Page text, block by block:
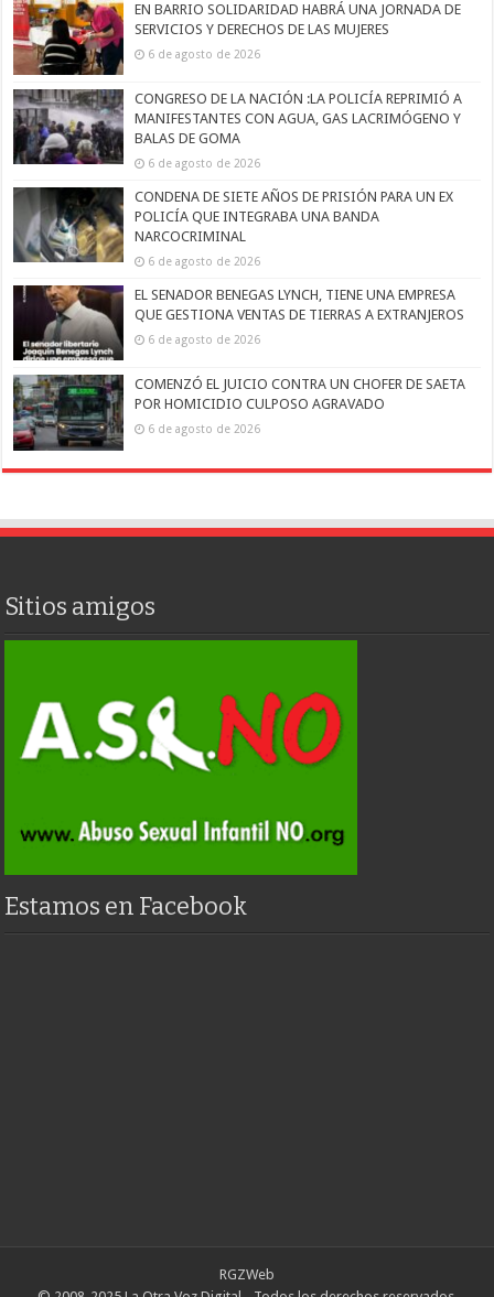
EN BARRIO SOLIDARIDAD HABRÁ UNA JORNADA DE
SERVICIOS Y DERECHOS DE LAS MUJERES
6 de agosto de 2026
CONGRESO DE LA NACIÓN :LA POLICÍA REPRIMIÓ A
MANIFESTANTES CON AGUA, GAS LACRIMÓGENO Y
BALAS DE GOMA
6 de agosto de 2026
CONDENA DE SIETE AÑOS DE PRISIÓN PARA UN EX
POLICÍA QUE INTEGRABA UNA BANDA
NARCOCRIMINAL
6 de agosto de 2026
EL SENADOR BENEGAS LYNCH, TIENE UNA EMPRESA
QUE GESTIONA VENTAS DE TIERRAS A EXTRANJEROS
6 de agosto de 2026
COMENZÓ EL JUICIO CONTRA UN CHOFER DE SAETA
POR HOMICIDIO CULPOSO AGRAVADO
6 de agosto de 2026
Sitios amigos
Estamos en Facebook
RGZWeb